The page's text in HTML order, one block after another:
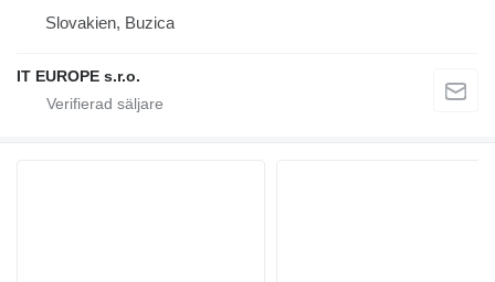
Slovakien, Buzica
IT EUROPE s.r.o.